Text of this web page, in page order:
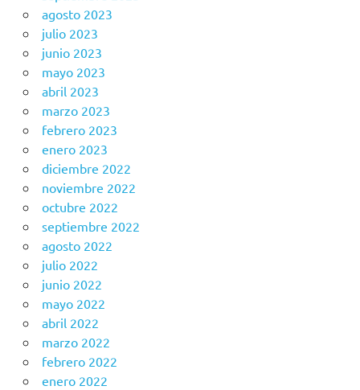
agosto 2023
julio 2023
junio 2023
mayo 2023
abril 2023
marzo 2023
febrero 2023
enero 2023
diciembre 2022
noviembre 2022
octubre 2022
septiembre 2022
agosto 2022
julio 2022
junio 2022
mayo 2022
abril 2022
marzo 2022
febrero 2022
enero 2022